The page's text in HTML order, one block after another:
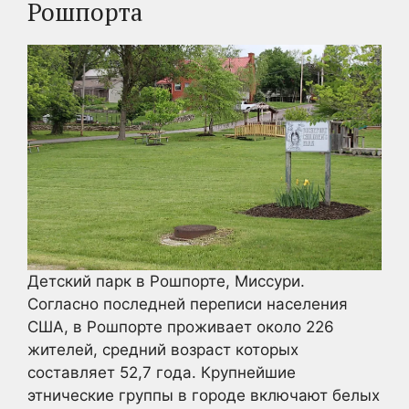
Рошпорта
Детский парк в Рошпорте, Миссури.
Согласно последней переписи населения
США, в Рошпорте проживает около 226
жителей, средний возраст которых
составляет 52,7 года. Крупнейшие
этнические группы в городе включают белых